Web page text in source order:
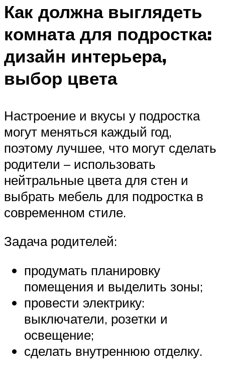
Как должна выглядеть
комната для подростка:
дизайн интерьера,
выбор цвета
Настроение и вкусы у подростка
могут меняться каждый год,
поэтому лучшее, что могут сделать
родители – использовать
нейтральные цвета для стен и
выбрать мебель для подростка в
современном стиле.
Задача родителей:
продумать планировку
помещения и выделить зоны;
провести электрику:
выключатели, розетки и
освещение;
сделать внутреннюю отделку.